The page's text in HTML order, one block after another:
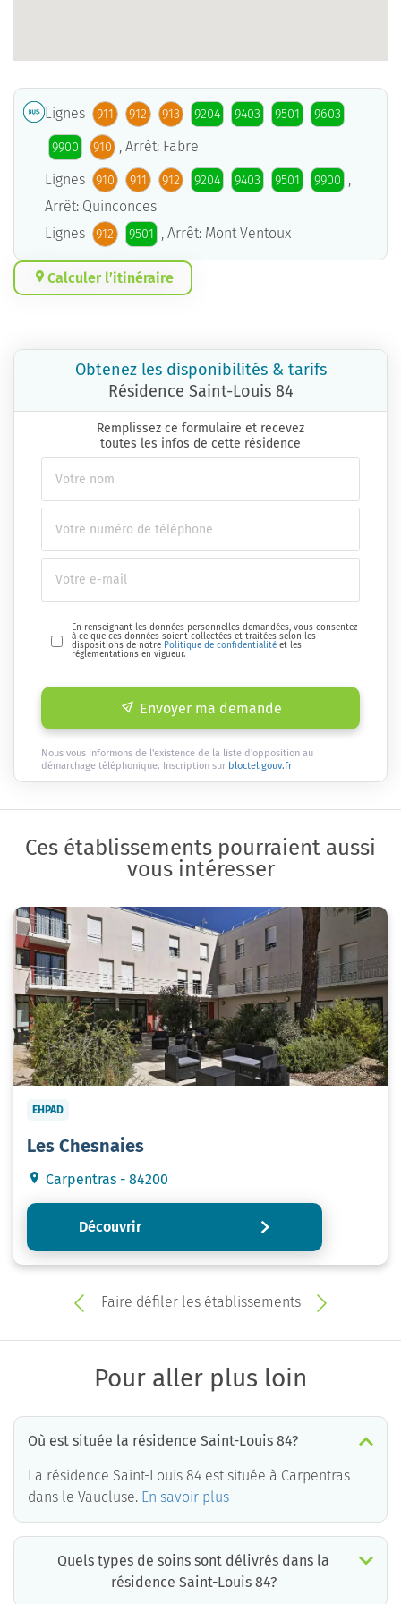
Lignes 911 912 913 9204 9403 9501 9603
9900 910
, Arrêt: Fabre
Lignes
910 911 912 9204 9403 9501 9900
Arrêt: Quinconces
Lignes
912 9501 , Arrêt: Mont Ventoux
Calculer l’itinéraire
Obtenez les disponibilités & tarifs
Résidence Saint-Louis 84
Remplissez ce formulaire et recevez
toutes les infos de cette résidence
En renseignant les données personnelles demandées, vous consentez
à ce que ces données soient collectées et traitées selon les
dispositions de notre Politique de confidentialité et les
réglementations en vigueur.
Envoyer ma demande
Nous vous informons de l'existence de la liste d'opposition au
démarchage téléphonique. Inscription sur bloctel.gouv.fr
Ces établissements pourraient aussi
vous intéresser
EHPAD
Les Chesnaies
Carpentras - 84200
Découvrir
Faire défiler les établissements
Pour aller plus loin
Où est située la résidence Saint-Louis 84?
La résidence Saint-Louis 84 est située à Carpentras
dans le Vaucluse. En savoir plus
Quels types de soins sont délivrés dans la
résidence Saint-Louis 84?